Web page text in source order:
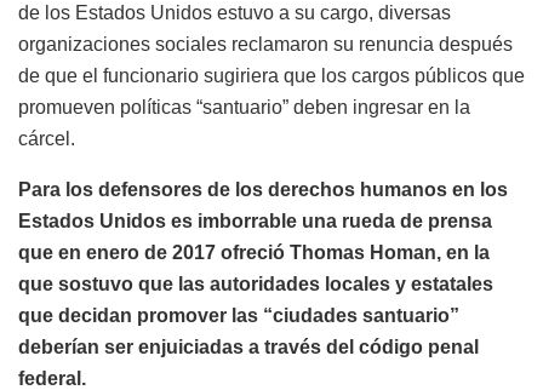
de los Estados Unidos estuvo a su cargo, diversas
organizaciones sociales reclamaron su renuncia después
de que el funcionario sugiriera que los cargos públicos que
promueven políticas “santuario” deben ingresar en la
cárcel.
Para los defensores de los derechos humanos en los
Estados Unidos es imborrable una rueda de prensa
que en enero de 2017 ofreció Thomas Homan, en la
que sostuvo que las autoridades locales y estatales
que decidan promover las “ciudades santuario”
deberían ser enjuiciadas a través del código penal
federal.